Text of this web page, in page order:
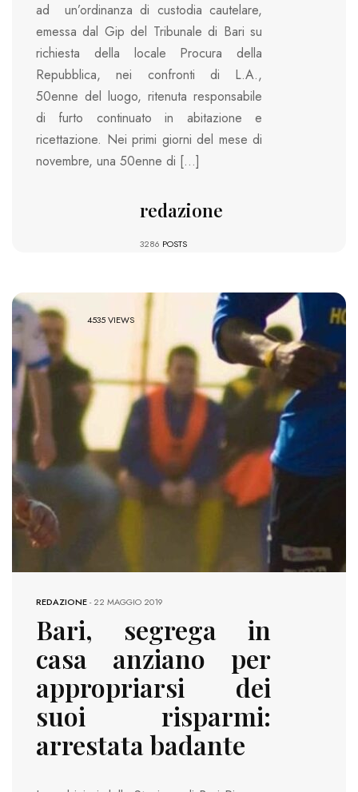
ad un’ordinanza di custodia cautelare,
emessa dal Gip del Tribunale di Bari su
richiesta della locale Procura della
Repubblica, nei confronti di L.A.,
50enne del luogo, ritenuta responsabile
di furto continuato in abitazione e
ricettazione. Nei primi giorni del mese di
novembre, una 50enne di […]
redazione
3286 POSTS
4535 VIEWS
REDAZIONE-22 MAGGIO 2019
Bari, segrega in
casa anziano per
appropriarsi dei
suoi risparmi:
arrestata badante